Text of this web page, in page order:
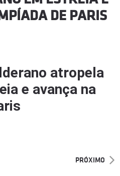
DE PARIS
atropela
e avança na
PRÓXIMO